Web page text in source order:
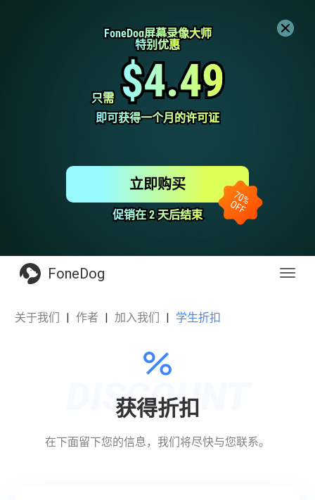
FoneDog屏幕录像大师
FoneDog屏幕录像大师
特别优惠
特别优惠
只需
只需 $4.49
$4.49
即可获得一个月的许可证
即可获得一个月的许可证
促销在 2 天后结束
促销在 2 天后结束
立即购买
FoneDog
关于我们 | 作者 | 加入我们 | 学生折扣
获得折扣
在下面留下您的信息，我们将尽快与您联系。